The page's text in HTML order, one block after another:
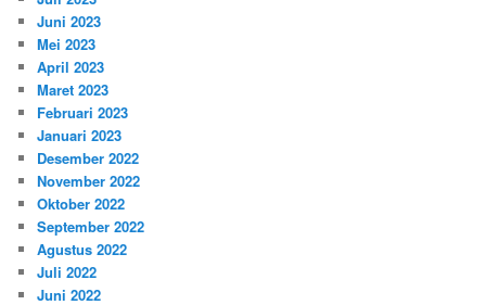
Juni 2023
Mei 2023
April 2023
Maret 2023
Februari 2023
Januari 2023
Desember 2022
November 2022
Oktober 2022
September 2022
Agustus 2022
Juli 2022
Juni 2022